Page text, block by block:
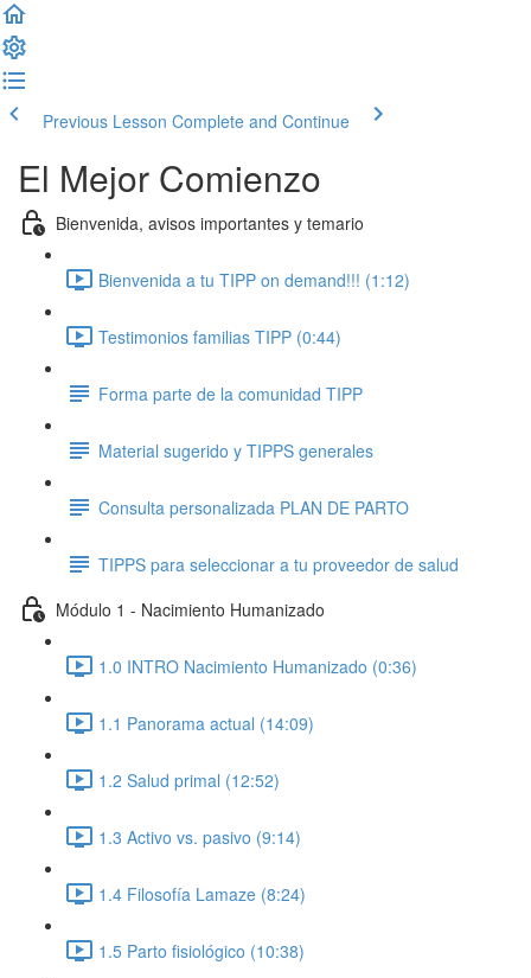
Previous Lesson Complete and Continue
El Mejor Comienzo
Bienvenida, avisos importantes y temario
Bienvenida a tu TIPP on demand!!! (1:12)
Testimonios familias TIPP (0:44)
Forma parte de la comunidad TIPP
Material sugerido y TIPPS generales
Consulta personalizada PLAN DE PARTO
TIPPS para seleccionar a tu proveedor de salud
Módulo 1 - Nacimiento Humanizado
1.0 INTRO Nacimiento Humanizado (0:36)
1.1 Panorama actual (14:09)
1.2 Salud primal (12:52)
1.3 Activo vs. pasivo (9:14)
1.4 Filosofía Lamaze (8:24)
1.5 Parto fisiológico (10:38)